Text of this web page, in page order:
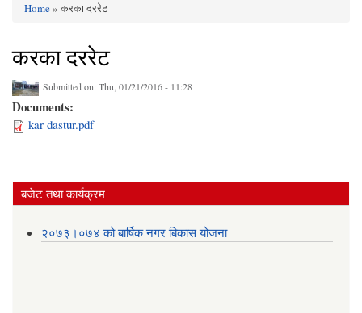
Home» करका दररेट
करका दररेट
Submitted on:Thu, 01/21/2016 - 11:28
Documents:
kar dastur.pdf
बजेट तथा कार्यक्रम
२०७३।०७४ को बार्षिक नगर बिकास योजना